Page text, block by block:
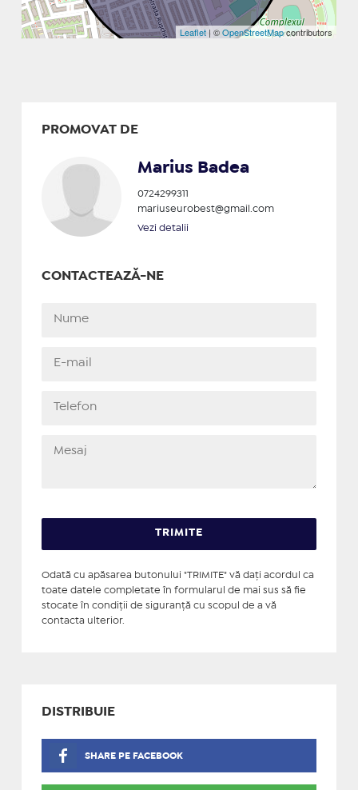
Leaflet | ©OpenStreetMapcontributors
PROMOVAT DE
Marius Badea
0724299311
mariuseurobest@gmail.com
Vezi detalii
CONTACTEAZĂ-NE
Odată cu apăsarea butonului "TRIMITE" vă daţi acordul ca
toate datele completate în formularul de mai sus să fie
stocate în condiţii de siguranţă cu scopul de a vă
contacta ulterior.
DISTRIBUIE
SHARE PE FACEBOOK